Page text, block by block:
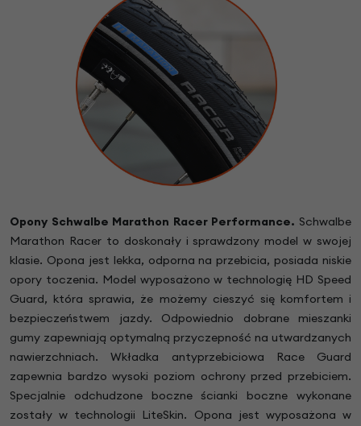
Opony Schwalbe Marathon Racer Performance. Schwalbe
Marathon Racer to doskonały i sprawdzony model w swojej
klasie. Opona jest lekka, odporna na przebicia, posiada niskie
opory toczenia. Model wyposażono w technologię HD Speed
Guard, która sprawia, że możemy cieszyć się komfortem i
bezpieczeństwem jazdy. Odpowiednio dobrane mieszanki
gumy zapewniają optymalną przyczepność na utwardzanych
nawierzchniach. Wkładka antyprzebiciowa Race Guard
zapewnia bardzo wysoki poziom ochrony przed przebiciem.
Specjalnie odchudzone boczne ścianki boczne wykonane
zostały w technologii LiteSkin. Opona jest wyposażona w